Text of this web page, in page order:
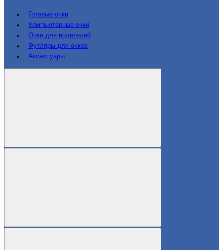
Готовые очки
Компьютерные очки
Очки для водителей
Футляры для очков
Аксессуары